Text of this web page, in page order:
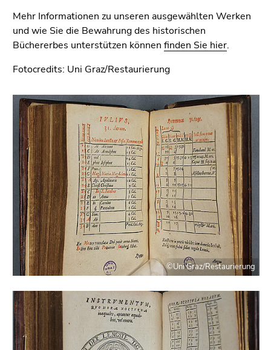
Mehr Informationen zu unseren ausgewählten Werken
und wie Sie die Bewahrung des historischen
Büchererbes unterstützen können finden Sie hier.
Fotocredits: Uni Graz/Restaurierung
©Uni Graz/Restaurierung